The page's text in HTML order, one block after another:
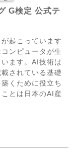
G検定 公式テ
起こっています
ンピュータが生
ます。AI技術は
されている基礎
くために役立ち
とは日本のAI産